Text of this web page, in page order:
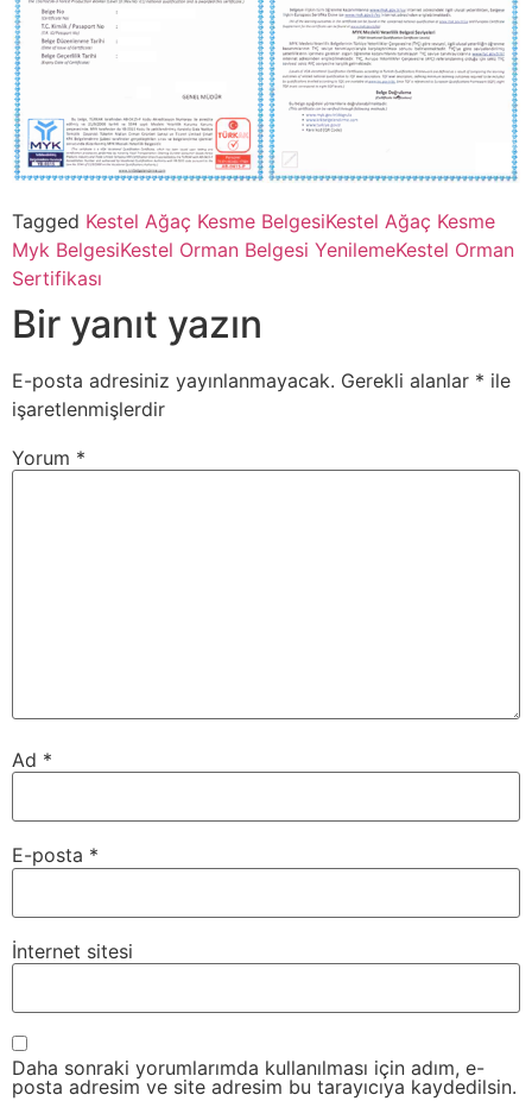
Tagged Kestel Ağaç Kesme BelgesiKestel Ağaç Kesme
Myk BelgesiKestel Orman Belgesi YenilemeKestel Orman
Sertifikası
Bir yanıt yazın
E-posta adresiniz yayınlanmayacak. Gerekli alanlar * ile
işaretlenmişlerdir
Yorum *
Ad *
E-posta *
İnternet sitesi
Daha sonraki yorumlarımda kullanılması için adım, e-
posta adresim ve site adresim bu tarayıcıya kaydedilsin.